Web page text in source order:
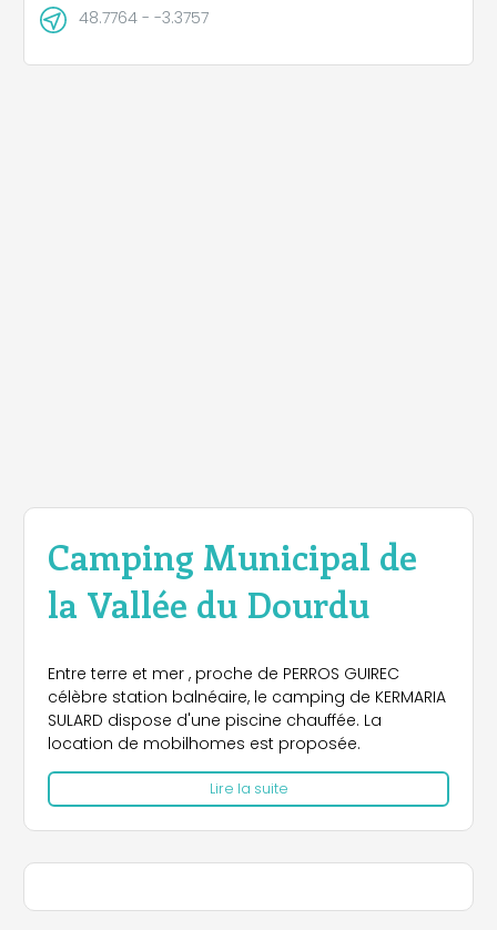
Camping Municipal de
la Vallée du Dourdu
Entre terre et mer , proche de PERROS GUIREC
célèbre station balnéaire, le camping de KERMARIA
SULARD dispose d'une piscine chauffée. La
location de mobilhomes est proposée.
Lire la suite
48.7764 - -3.3757